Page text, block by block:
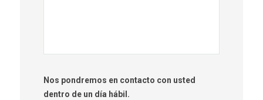
Nos pondremos en contacto con usted
dentro de un día hábil.